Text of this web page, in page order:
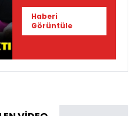
Haberi
Görüntüle